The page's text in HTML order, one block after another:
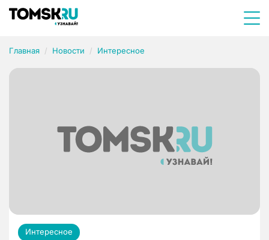
Главная Новости Интересное
Интересное